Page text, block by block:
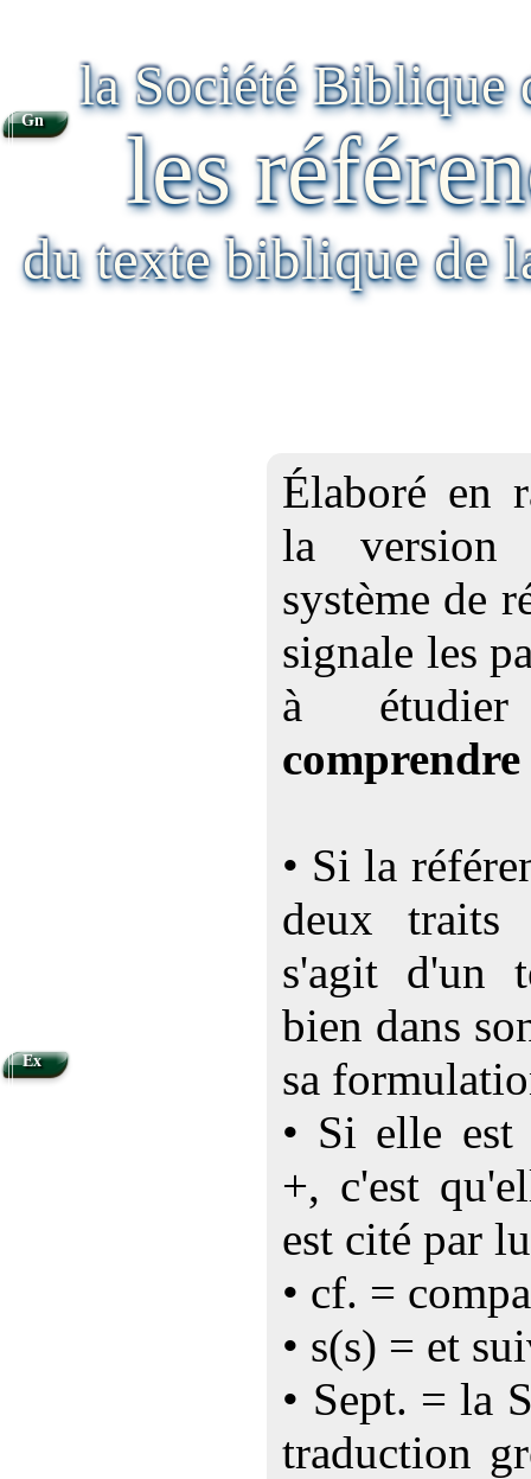
la Société Biblique
les
du texte biblique de
Élaboré en
la version
système de
signale les
à
comprendre
• Si la
deux
s'agit d'un
bien dans
sa
• Si elle est
+, c'est
est cité par
• cf. =
• s(s) = et
• Sept. = la
traduction
Gn
Ex